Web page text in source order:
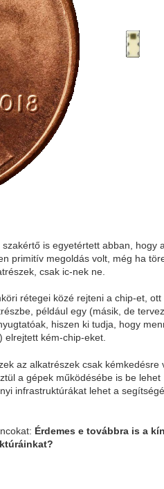
is egyetértett abban, hogy
primitív megoldás volt, még ha
csak ic-nek ne.
rétegei közé rejteni a chip-et, ott
például egy (másik, de
hiszen ki tudja, hogy
elrejtett kém-chip-eket.
az alkatrészek csak kémkedésre
a gépek működésébe is be lehet
infrastruktúrákat lehet a
Érdemes e továbbra is a